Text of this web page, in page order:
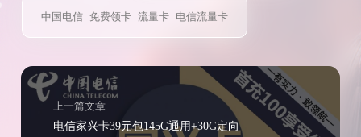
中国电信 免费领卡 流量卡 电信流量卡
上一篇文章
电信家兴卡39元包145G通用+30G定向